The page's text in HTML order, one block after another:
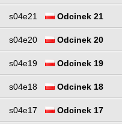
s04e21 Odcinek 21
s04e20 Odcinek 20
s04e19 Odcinek 19
s04e18 Odcinek 18
s04e17 Odcinek 17